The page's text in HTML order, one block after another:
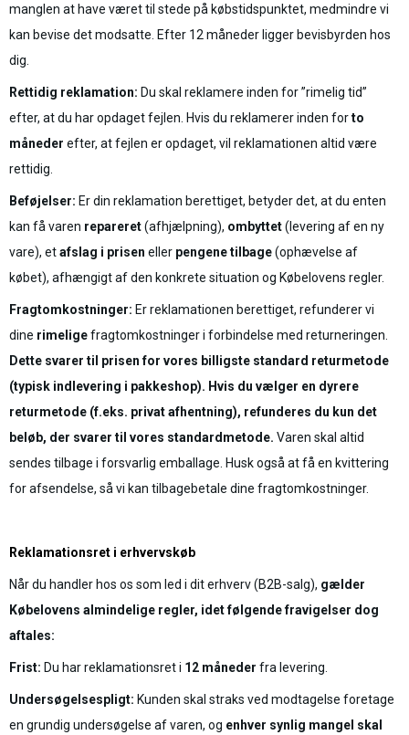
manglen at have været til stede på købstidspunktet, medmindre vi
kan bevise det modsatte. Efter 12 måneder ligger bevisbyrden hos
dig.
Rettidig reklamation: Du skal reklamere inden for ”rimelig tid”
efter, at du har opdaget fejlen. Hvis du reklamerer inden forto
måneder efter, at fejlen er opdaget, vil reklamationen altid være
rettidig.
Beføjelser: Er din reklamation berettiget, betyder det, at du enten
kan få varen repareret(afhjælpning), ombyttet(levering af en ny
vare), etafslag i prisen eller pengene tilbage(ophævelse af
købet), afhængigt af den konkrete situation og Købelovens regler.
Fragtomkostninger: Er reklamationen berettiget, refunderer vi
dine rimeligefragtomkostninger i forbindelse med returneringen.
Dette svarer til prisen for vores billigste standard returmetode
(typisk indlevering i pakkeshop). Hvis du vælger en dyrere
returmetode (f.eks. privat afhentning), refunderes du kun det
beløb, der svarer til vores standardmetode. Varen skal altid
sendes tilbage i forsvarlig emballage. Husk også at få en kvittering
for afsendelse, så vi kan tilbagebetale dine fragtomkostninger.
Reklamationsret i erhvervskøb
Når du handler hos os som led i dit erhverv (B2B-salg), gælder
Købelovens almindelige regler, idet følgende fravigelser dog
aftales:
Frist: Du har reklamationsret i 12 måneder fra levering.
Undersøgelsespligt: Kunden skal straks ved modtagelse foretage
en grundig undersøgelse af varen, og enhver synlig mangel skal